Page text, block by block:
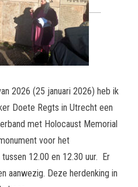
2026 (25 januari 2026) heb ik
Doete Regts in Utrecht een
met Holocaust Memorial
voor het
12.00 en 12.30 uur. Er
aanwezig. Deze herdenking in